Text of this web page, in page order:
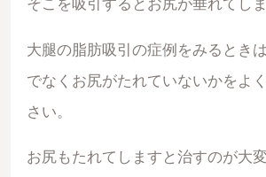
そこを吸引するとお尻が垂れてしま
大腿の脂肪吸引の症例をみるとき
でなくお尻がたれていないかをよ
さい。
お尻もたれてしますと治すのが大変